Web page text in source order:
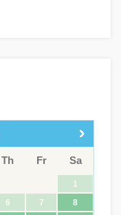
Th Fr Sa
1
6 7
8